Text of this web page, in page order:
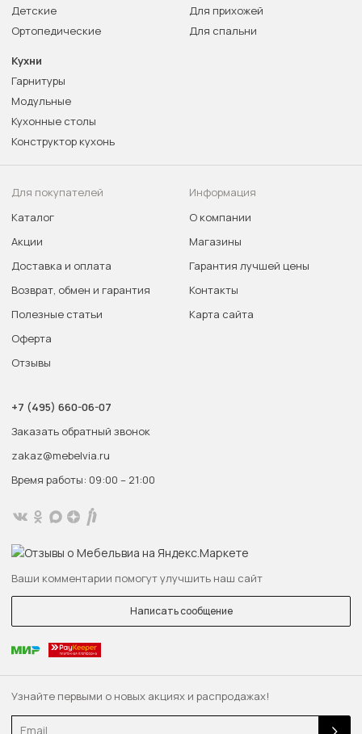
Узнайте первыми о новых акциях и распродажах!
Email
Детские
Ортопедические
Для прихожей
Для спальни
Кухни
Гарнитуры
Модульные
Кухонные столы
Конструктор кухонь
Для покупателей
Каталог
Акции
Доставка и оплата
Возврат, обмен и гарантия
Полезные статьи
Оферта
Отзывы
Информация
О компании
Магазины
Гарантия лучшей цены
Контакты
Карта сайта
+7 (495) 660-06-07
Заказать обратный звонок
zakaz@mebelvia.ru
Время работы: 09:00 – 21:00
Ваши комментарии помогут улучшить наш сайт
Написать сообщение